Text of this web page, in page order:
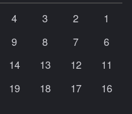
1
2
3
4
6
7
8
9
11
12
13
14
16
17
18
19